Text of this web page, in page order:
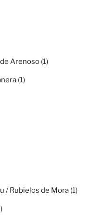
Arenoso (1)
(1)
/ Rubielos de Mora (1)